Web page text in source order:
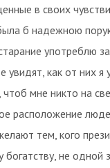
в своих
б надежною
употреблю
увидят, как от них
чтоб мне никто на
расположение
тем, кого
не одной